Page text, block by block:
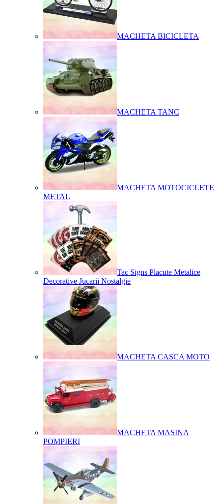
MACHETA BICICLETA
MACHETA TANC
MACHETA MOTOCICLETE
METAL
Tac Signs Placute Metalice
Decorative Jucarii Nostalgie
MACHETA CASCA MOTO
MACHETA MASINA
POMPIERI